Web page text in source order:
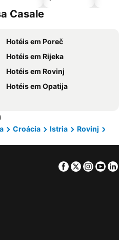
Casale
Hotéis em Poreč
Hotéis em Rijeka
Hotéis em Rovinj
Hotéis em Opatija
Croácia Istria
Rovinj
Facebook
Twitter